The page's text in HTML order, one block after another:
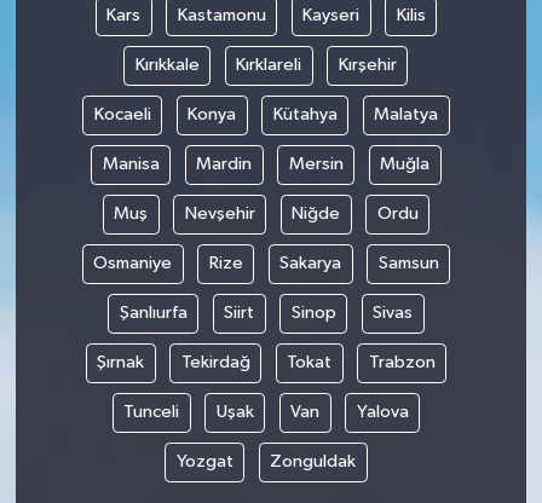
Kars Kastamonu Kayseri Kilis
Kırıkkale Kırklareli Kırşehir
Kocaeli Konya Kütahya Malatya
Manisa Mardin Mersin Muğla
Muş Nevşehir Niğde Ordu
Osmaniye Rize Sakarya Samsun
Şanlıurfa Siirt Sinop Sivas
Şırnak Tekirdağ Tokat Trabzon
Tunceli Uşak Van Yalova
Yozgat Zonguldak